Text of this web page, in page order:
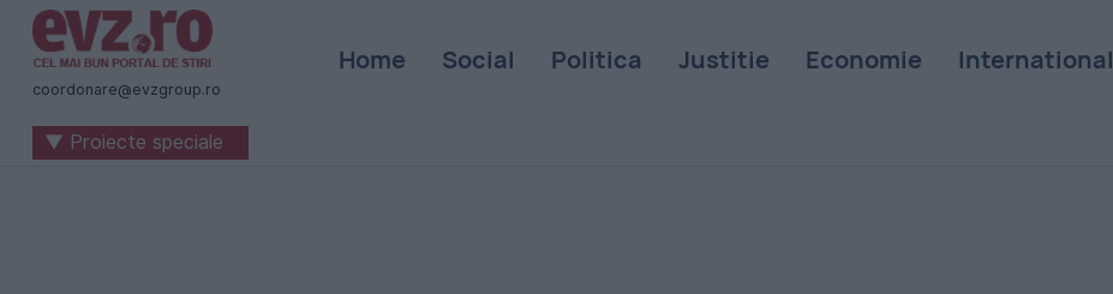
Știri
naționale
internaționale
coordonare@evzgroup.ro
Home Social Politica Justitie Economie International
▼ Proiecte speciale